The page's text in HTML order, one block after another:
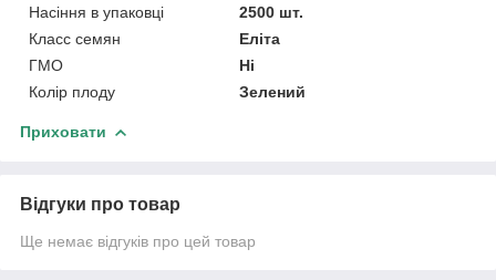
Насіння в упаковці
2500 шт.
Класс семян
Еліта
ГМО
Ні
Колір плоду
Зелений
Приховати
Відгуки про товар
Ще немає відгуків про цей товар